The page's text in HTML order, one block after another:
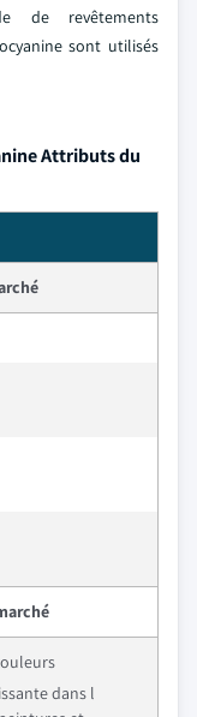
de revêtements
sont utilisés
Attributs du
dans l